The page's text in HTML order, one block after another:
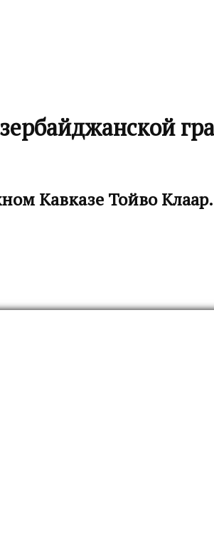
Кавказе Тойво Клаар.